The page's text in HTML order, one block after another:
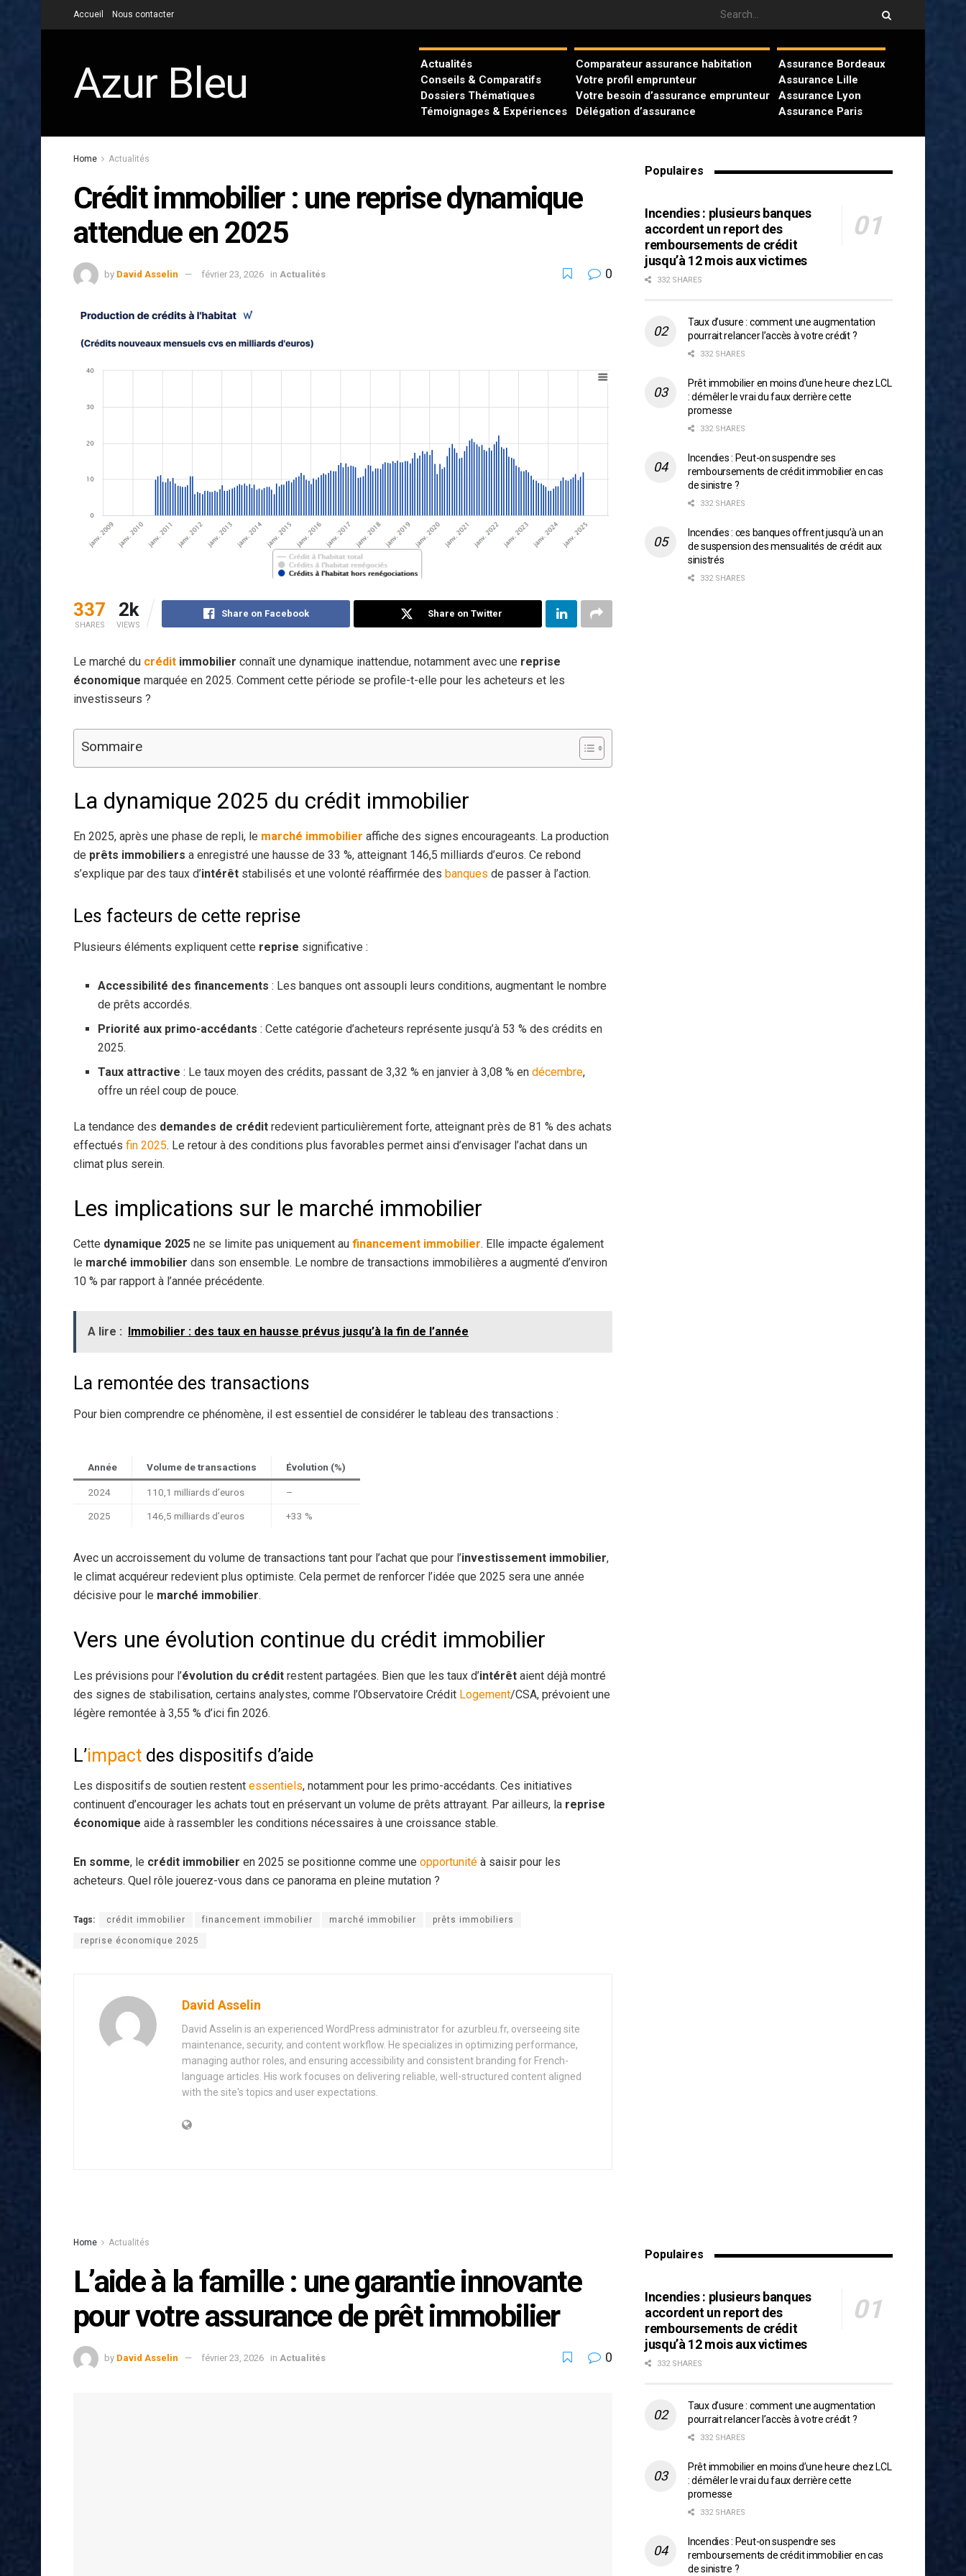
Accueil Nous contacter
Azur Bleu
Actualités
Conseils & Comparatifs
Dossiers Thématiques
Témoignages & Expériences
Comparateur assurance habitation
Votre profil emprunteur
Votre besoin d’assurance emprunteur
Délégation d’assurance
Assurance Bordeaux
Assurance Lille
Assurance Lyon
Assurance Paris
Home Actualités
Crédit immobilier : une reprise dynamique
attendue en 2025
by David Asselin février 23, 2026 in Actualités 0
337
SHARES
2k
VIEWS
Share on Facebook Share on Twitter
Le marché du crédit immobilier connaît une dynamique inattendue, notamment avec une reprise
économique marquée en 2025. Comment cette période se profile-t-elle pour les acheteurs et les
investisseurs ?
Sommaire
La dynamique 2025 du crédit immobilier
En 2025, après une phase de repli, le marché immobilier affiche des signes encourageants. La production
de prêts immobiliers a enregistré une hausse de 33 %, atteignant 146,5 milliards d’euros. Ce rebond
s’explique par des taux d’intérêt stabilisés et une volonté réaffirmée des banques de passer à l’action.
Les facteurs de cette reprise
Plusieurs éléments expliquent cette reprise significative :
Accessibilité des financements : Les banques ont assoupli leurs conditions, augmentant le nombre
de prêts accordés.
Priorité aux primo-accédants : Cette catégorie d’acheteurs représente jusqu’à 53 % des crédits en
2025.
Taux attractive : Le taux moyen des crédits, passant de 3,32 % en janvier à 3,08 % endécembre,
offre un réel coup de pouce.
La tendance des demandes de crédit redevient particulièrement forte, atteignant près de 81 % des achats
effectués fin 2025. Le retour à des conditions plus favorables permet ainsi d’envisager l’achat dans un
climat plus serein.
Les implications sur le marché immobilier
Cette dynamique 2025 ne se limite pas uniquement au financement immobilier. Elle impacte également
le marché immobilier dans son ensemble. Le nombre de transactions immobilières a augmenté d’environ
10 % par rapport à l’année précédente.
A lire : Immobilier : des taux en hausse prévus jusqu’à la fin de l’année
La remontée des transactions
Pour bien comprendre ce phénomène, il est essentiel de considérer le tableau des transactions :
Année Volume de transactions Évolution (%)
2024 110,1 milliards d’euros –
2025 146,5 milliards d’euros +33 %
Avec un accroissement du volume de transactions tant pour l’achat que pour l’investissement immobilier,
le climat acquéreur redevient plus optimiste. Cela permet de renforcer l’idée que 2025 sera une année
décisive pour le marché immobilier.
Vers une évolution continue du crédit immobilier
Les prévisions pour l’évolution du crédit restent partagées. Bien que les taux d’intérêt aient déjà montré
des signes de stabilisation, certains analystes, comme l’Observatoire Crédit Logement/CSA, prévoient une
légère remontée à 3,55 % d’ici fin 2026.
L’impact des dispositifs d’aide
Les dispositifs de soutien restent essentiels, notamment pour les primo-accédants. Ces initiatives
continuent d’encourager les achats tout en préservant un volume de prêts attrayant. Par ailleurs, la reprise
économique aide à rassembler les conditions nécessaires à une croissance stable.
En somme, le crédit immobilier en 2025 se positionne comme une opportunité à saisir pour les
acheteurs. Quel rôle jouerez-vous dans ce panorama en pleine mutation ?
Tags: crédit immobilier financement immobilier marché immobilier prêts immobiliers
reprise économique 2025
David Asselin
David Asselin is an experienced WordPress administrator for azurbleu.fr, overseeing site
maintenance, security, and content workflow. He specializes in optimizing performance,
managing author roles, and ensuring accessibility and consistent branding for French-
language articles. His work focuses on delivering reliable, well-structured content aligned
with the site's topics and user expectations.
Populaires
Incendies : plusieurs banques
accordent un report des
remboursements de crédit
jusqu’à 12 mois aux victimes
332 SHARES
Taux d’usure : comment une augmentation
pourrait relancer l’accès à votre crédit ?
332 SHARES
Prêt immobilier en moins d’une heure chez LCL
: démêler le vrai du faux derrière cette
promesse
332 SHARES
Incendies : Peut-on suspendre ses
remboursements de crédit immobilier en cas
de sinistre ?
332 SHARES
Incendies : ces banques offrent jusqu’à un an
de suspension des mensualités de crédit aux
sinistrés
332 SHARES
Home Actualités
L’aide à la famille : une garantie innovante
pour votre assurance de prêt immobilier
by David Asselin février 23, 2026 in Actualités 0
Populaires
Incendies : plusieurs banques
accordent un report des
remboursements de crédit
jusqu’à 12 mois aux victimes
332 SHARES
Taux d’usure : comment une augmentation
pourrait relancer l’accès à votre crédit ?
332 SHARES
Prêt immobilier en moins d’une heure chez LCL
: démêler le vrai du faux derrière cette
promesse
332 SHARES
Incendies : Peut-on suspendre ses
remboursements de crédit immobilier en cas
de sinistre ?